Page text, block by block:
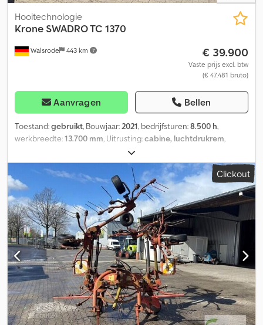
Walsrode 443 km
Hooitechnologie
Krone SWADRO TC 1370
€ 39.900
Vaste prijs excl. btw
(€ 47.481 bruto)
Aanvragen Bellen
Toestand:gebruikt, Bouwjaar:2021, bedrijfsturen:8.500 h,
werkbreedte:13.700 mm, Uitrusting:cabine, luchtdrukrem,
SWADRO TC 1370 0010 Krone schudder 0020 Werkbreedte:
10.800 - 13.700 mm 0030 Schudderbreedte: ca. 1.400 - 2.600 mm*
0040 Transportbreedte ca. 2.990 mm 0050 Transporthoogte: ca.
3990 mm 0060 (zonder inklapbare rotorarmen, hydraulisch 0070
inschuifbaar onderstel!) 0080 Gewicht ca. 5.800 kg
(basismachine) 0090 Rotordiameter: voor: 3.600 mm, 0100 achter:
3.300 mm 0110 4 x 13 rotorarmen (vast) 0120 Max. aftakas toerental
540 tpm 0130 Benodigd vermogen ca. 59 kW (80 pk) 0140 Twee-
punts bevestigingsbeugel (Kat II) incl. 0150 draaiende ophanging
d.m.v. kogelkop 0160 en looprol 0170 Twee-poten afsteun 0180
Hydraulisch systeem Load-Sensing 0190 Aandrijflijn 0200
Rotorversnellingsbak met onderhoudsvrij 0210 vetreservoir,
compleet 0220 volledig geharde KRONE Dura-Max rotorarm 0230
Rotor individueel beveiligd d.m.v. overbelastingskoppeling 0240
Clickout